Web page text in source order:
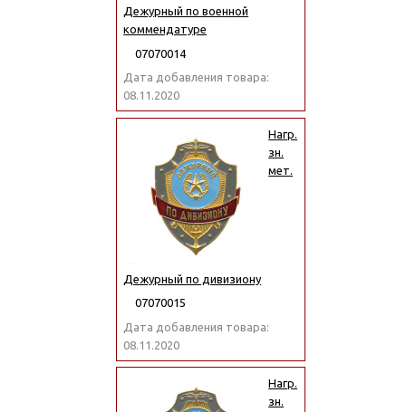
Дежурный по военной
коммендатуре
07070014
Дата добавления товара:
08.11.2020
Нагр.
зн.
мет.
Дежурный по дивизиону
07070015
Дата добавления товара:
08.11.2020
Нагр.
зн.